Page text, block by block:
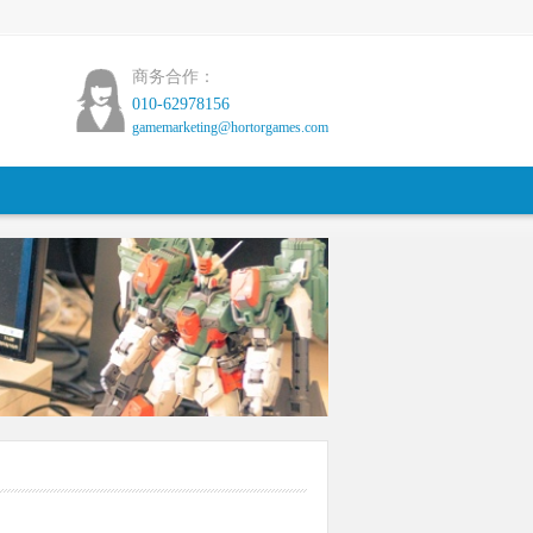
商务合作：
010-62978156
gamemarketing@hortorgames.com